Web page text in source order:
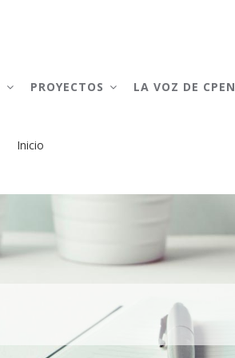
PROYECTOS LA VOZ DE CPEN
enlaces
de
ayuda
Inicio